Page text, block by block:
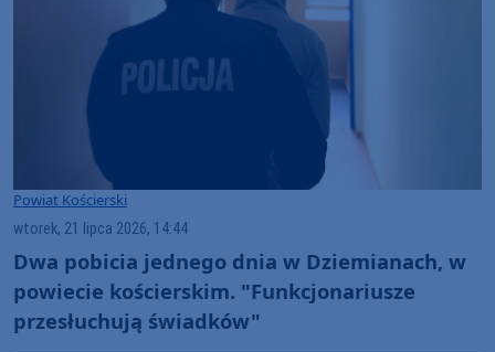
Powiat Kościerski
wtorek, 21 lipca 2026, 14:44
Dwa pobicia jednego dnia w Dziemianach, w
powiecie kościerskim. "Funkcjonariusze
przesłuchują świadków"